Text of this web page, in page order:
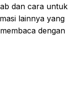
dan cara untuk
lainnya yang
dengan